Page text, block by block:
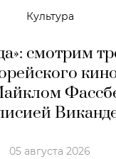
Культура
смотрим
05 августа 2026